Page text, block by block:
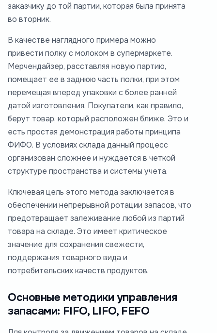
заказчику до той партии, которая была принята
во вторник.
В качестве наглядного примера можно
привести полку с молоком в супермаркете.
Мерчендайзер, расставляя новую партию,
помещает ее в заднюю часть полки, при этом
перемещая вперед упаковки с более ранней
датой изготовления. Покупатели, как правило,
берут товар, который расположен ближе. Это и
есть простая демонстрация работы принципа
ФИФО. В условиях склада данный процесс
организован сложнее и нуждается в четкой
структуре пространства и системы учета.
Ключевая цель этого метода заключается в
обеспечении непрерывной ротации запасов, что
предотвращает залеживание любой из партий
товара на складе. Это имеет критическое
значение для сохранения свежести,
поддержания товарного вида и
потребительских качеств продуктов.
Основные методики управления
запасами: FIFO, LIFO, FEFO